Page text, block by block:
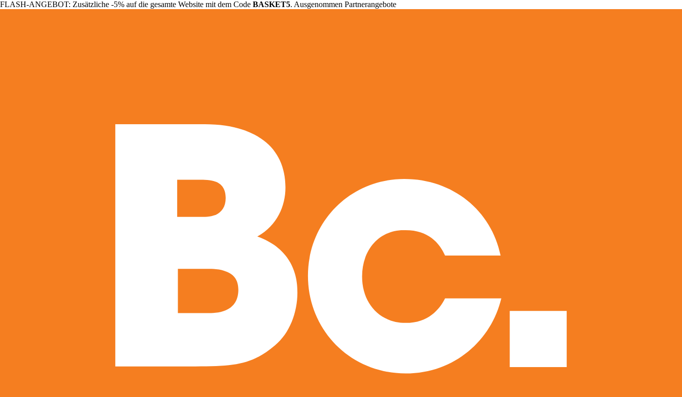
FLASH-ANGEBOT: Zusätzliche -5% auf die gesamte Website mit dem Code BASKET5. Ausgenommen Partnerangebote